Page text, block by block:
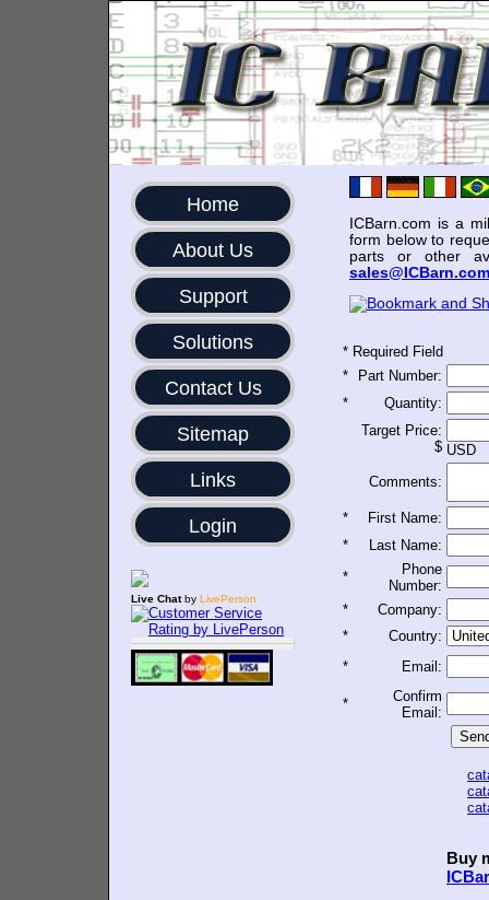
Home
About Us
Support
Solutions
Contact Us
Sitemap
Links
Login
Live Chatby LivePerson
ICBarn.com is a
form below to
parts or other
sales@ICBarn.com
* Required Field
*
Part Number:
*
Quantity:
Target Price:
$ USD
Comments:
*
First Name:
*
Last Name:
*
Phone
Number:
*
Company:
*
Country:
*
Email:
*
Confirm
Email:
Buy